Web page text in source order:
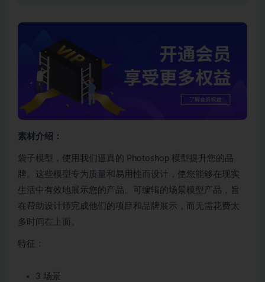
素材介绍：
袋子模型，使用我们逼真的 Photoshop 模型提升您的品
牌。这些模型专为质量和易用性而设计，使您能够在现实
生活中有效地展示您的产品。可编辑的场景模型产品，旨
在帮助设计师完成他们的项目和品牌展示，而无需花费太
多时间在上面。
特征：
3 场景